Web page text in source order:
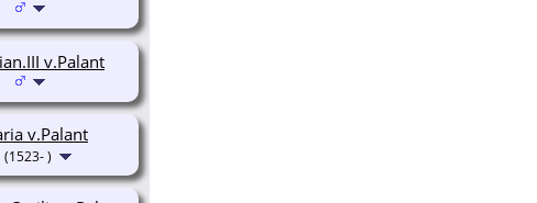
v.Palant
v.Palant
(1523- )